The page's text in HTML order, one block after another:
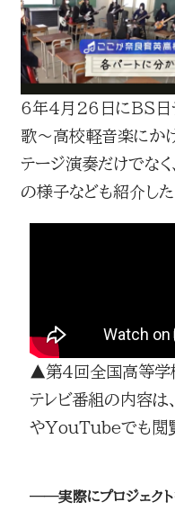
6年4月26日にＢＳ日
歌～高校軽音楽にか
テージ演奏だけでな
の様子なども紹介した
▲第4回全国高等学
テレビ番組の内容は
やYouTubeでも閲
──実際にプロジェクト